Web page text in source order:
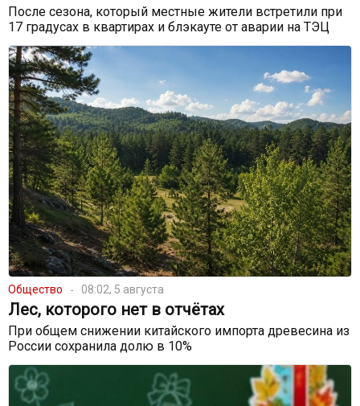
После сезона, который местные жители встретили при
17 градусах в квартирах и блэкауте от аварии на ТЭЦ
Общество 08:02, 5 августа
Лес, которого нет в отчётах
При общем снижении китайского импорта древесина из
России сохранила долю в 10%